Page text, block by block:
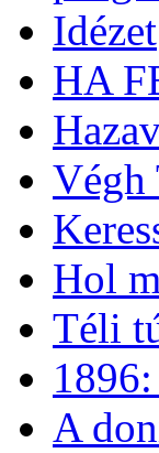
Idézet
HA
Végh
Hol
Téli
A